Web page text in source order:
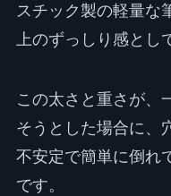
スチック製の軽量な
上のずっしり感とし
この太さと重さが、
そうとした場合に、
不安定で簡単に倒れ
です。